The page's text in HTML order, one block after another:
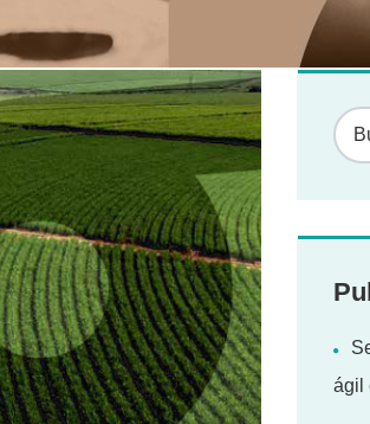
ágil